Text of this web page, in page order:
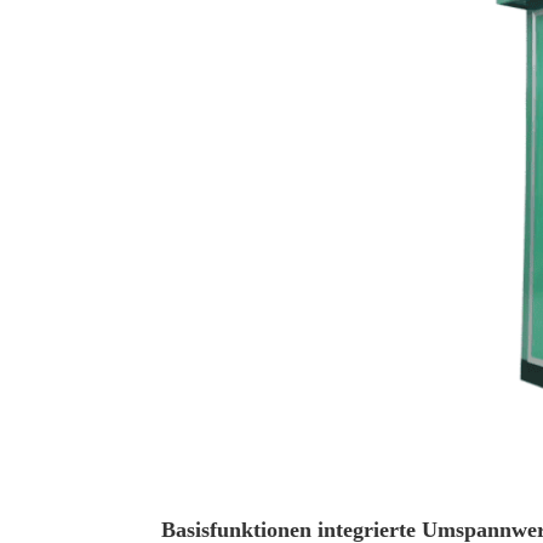
Basisfunktionen integrierte